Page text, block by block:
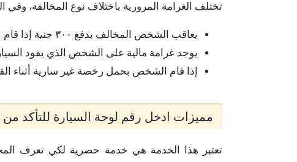
تختلف الغرامة المرورية باختلاف نوع المخالفة،
يعاقب الشخص المخالف بدفع ٣٠٠ جنية إذا قام بقيادة السيارة أثناء شربة للخمر.
يوجد غرامة مالية على الشخص الذي يقود السيارة
إذا قام الشخص بحمل رخصة غير سارية أثناء القيادة،
مميزات ادخل رقم لوحة السيارة للتأكد من
تعتبر هذا الخدمة هي خدمة حصرية لكي تعرف